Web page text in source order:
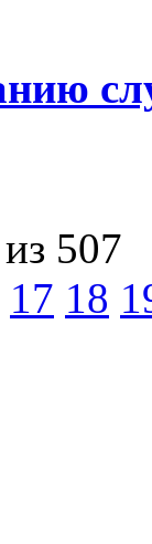
507
17 18